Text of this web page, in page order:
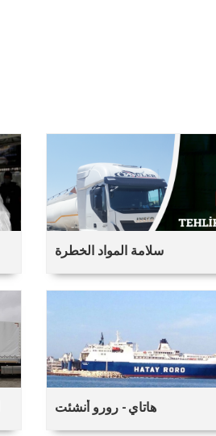
سلامة المواد الخطرة
هاتاي - رورو أنشئت